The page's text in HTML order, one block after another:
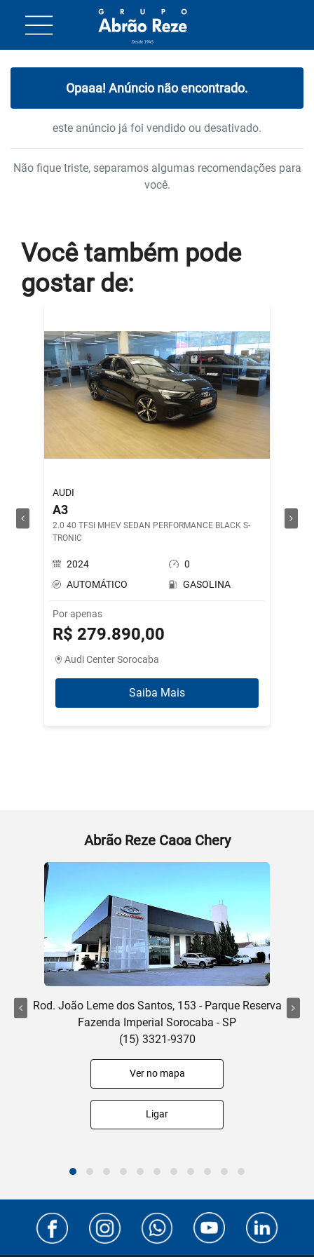
Opaaa! Anúncio não encontrado.
este anúncio já foi vendido ou desativado.
Não fique triste, separamos algumas recomendações para
você.
Você também pode
gostarde:
AUDI
A3
2.0 40 TFSI MHEV SEDAN PERFORMANCE BLACK S-
TRONIC
2024
0
AUTOMÁTICO
GASOLINA
Por apenas
R$ 279.890,00
Audi Center Sorocaba
Saiba Mais
DRILL
Abrão Reze Caoa Chery
Rod. João Leme dos Santos, 153 - Parque Reserva
Fazenda Imperial Sorocaba - SP
(15) 3321-9370
Ver no mapa
Ligar